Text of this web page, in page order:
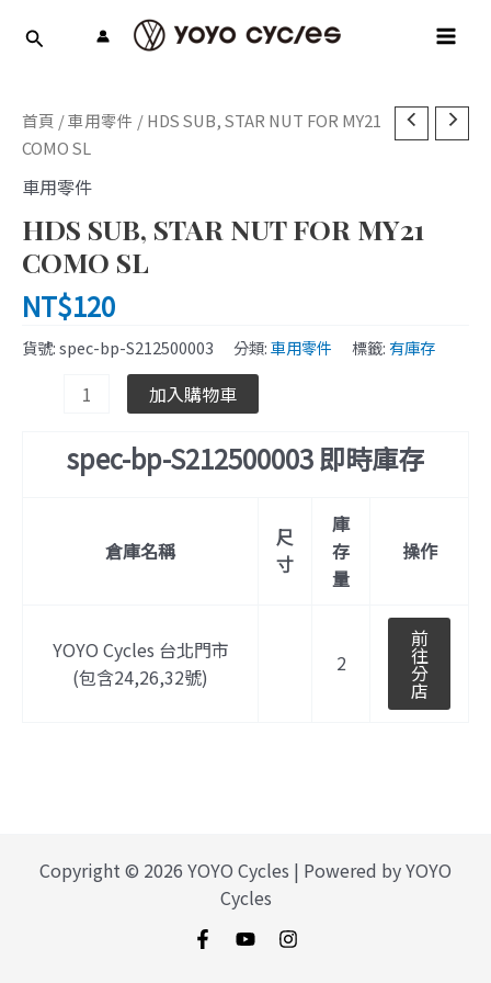
首頁 /車用零件 / HDS SUB, STAR NUT FOR MY21
COMO SL
車用零件
HDS SUB, STAR NUT FOR MY21
COMO SL
NT$120
貨號:spec-bp-S212500003 分類:車用零件 標籤: 有庫存
HDS
SUB,
STAR
NUT
FOR
MY21
SL
數
加入購物車
spec-bp-S212500003 即時庫存
倉庫名稱
尺
寸
庫
存
量
操作
YOYO Cycles 台北門市
(包含24,26,32號)
2
前
往
分
店
Copyright © 2026 YOYO Cycles | Powered by YOYO
Cycles